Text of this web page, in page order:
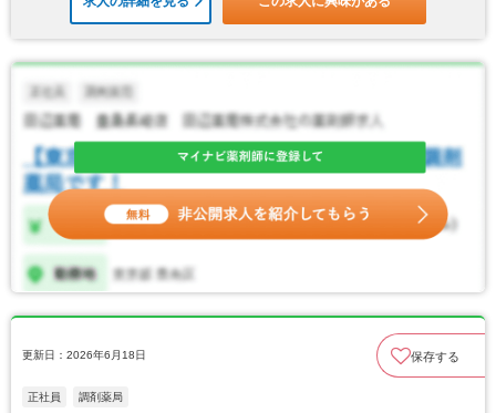
更新日：2026年6月18日 保存する
正社員 調剤薬局